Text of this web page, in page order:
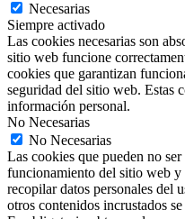
Necesarias
Siempre activado
Las cookies necesarias son
sitio web funcione
cookies que garantizan
seguridad del sitio web. Estas
información personal.
No Necesarias
No Necesarias
Las cookies que pueden no
funcionamiento del sitio web y
recopilar datos personales del
otros contenidos incrustados